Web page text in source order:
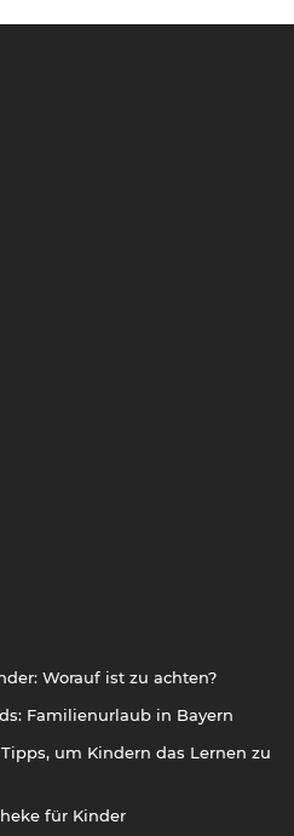
Worauf ist zu achten?
Familienurlaub in Bayern
um Kindern das Lernen zu
für Kinder